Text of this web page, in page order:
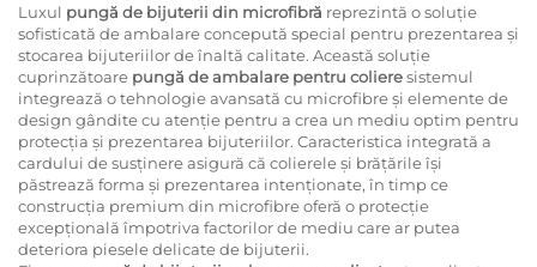
Luxul pungă de bijuterii din microfibră reprezintă o soluție
sofisticată de ambalare concepută special pentru prezentarea și
stocarea bijuteriilor de înaltă calitate. Această soluție
cuprinzătoare pungă de ambalare pentru colieresistemul
integrează o tehnologie avansată cu microfibre și elemente de
design gândite cu atenție pentru a crea un mediu optim pentru
protecția și prezentarea bijuteriilor. Caracteristica integrată a
cardului de susținere asigură că colierele și brățările își
păstrează forma și prezentarea intenționate, în timp ce
construcția premium din microfibre oferă o protecție
excepțională împotriva factorilor de mediu care ar putea
deteriora piesele delicate de bijuterii.